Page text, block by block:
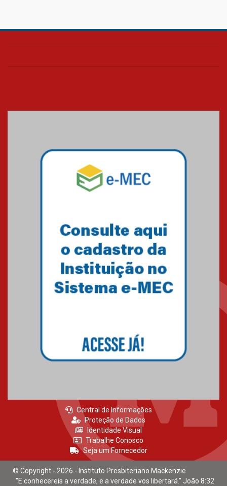
Central de Informações
Proteção de Dados
Identidade Visual
Trabalhe Conosco
Seja um Fornecedor
© Copyright - 2026 - Instituto Presbiteriano Mackenzie
"E conhecereis a verdade, e a verdade vos libertará." João 8:32